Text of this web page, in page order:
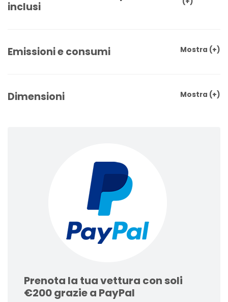
inclusi
Emissioni e consumi Mostra (+)
Dimensioni Mostra (+)
Prenota la tua vettura con soli
€200 grazie a PayPal